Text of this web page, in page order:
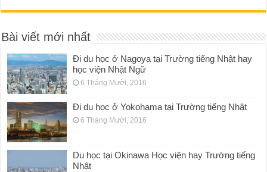
Bài viết mới nhất
Đi du học ở Nagoya tại Trường tiếng Nhật hay
học viện Nhật Ngữ
6 Tháng Mười, 2016
Đi du học ở Yokohama tại Trường tiếng Nhật
6 Tháng Mười, 2016
Du học tại Okinawa Học viện hay Trường tiếng
Nhật